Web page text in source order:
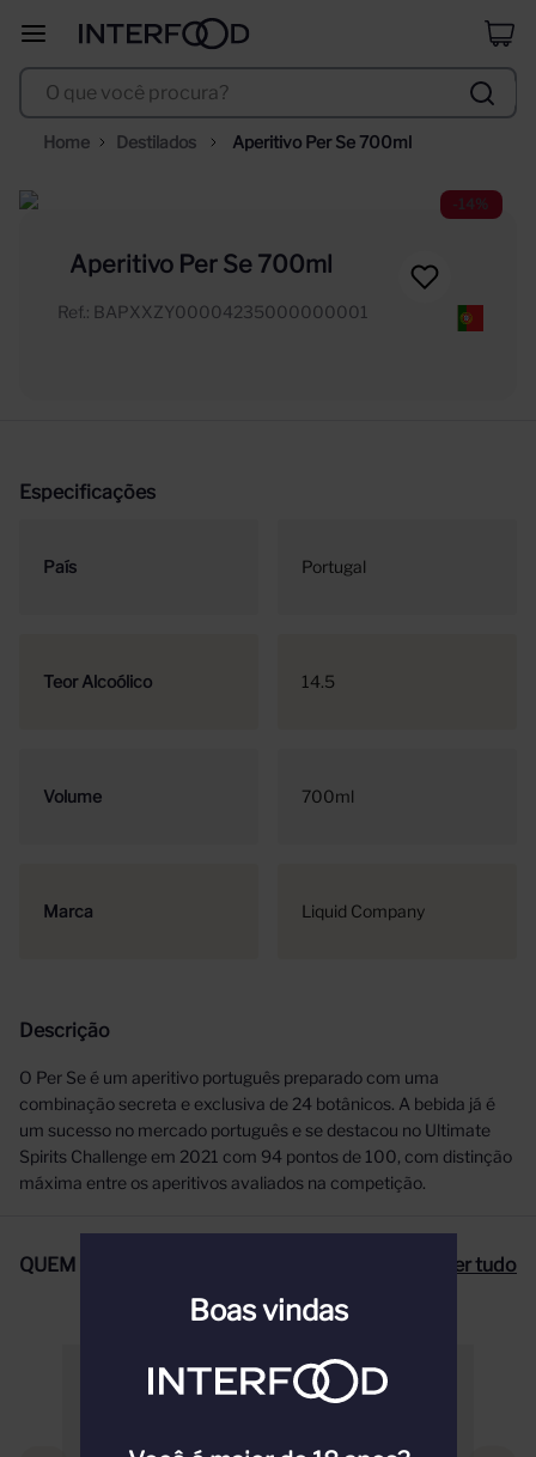
O que você procura?
Destilados Aperitivo Per Se 700ml
-14%
Aperitivo Per Se 700ml
Ref. : BAPXXZY00004235000000001
Especificações
País Portugal
Teor Alcoólico 14.5
Volume 700ml
Marca Liquid Company
Descrição
O Per Se é um aperitivo português preparado com uma
combinação secreta e exclusiva de 24 botânicos. A bebida já é
um sucesso no mercado português e se destacou no Ultimate
Spirits Challenge em 2021 com 94 pontos de 100, com distinção
máxima entre os aperitivos avaliados na competição.
QUEM COMPROU, COMPROU TAMBÉM Ver tudo
Boas vindas
º selección
corpus astral
10ºtrapiche vineyards sweet